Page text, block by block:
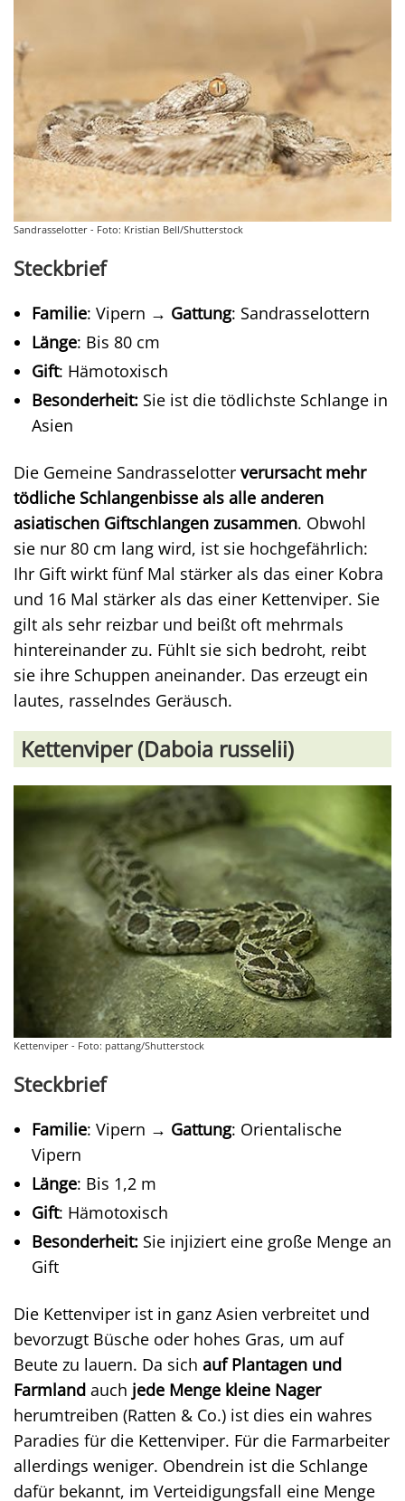
Sandrasselotter - Foto: Kristian Bell/Shutterstock
Steckbrief
Familie: Vipern → Gattung: Sandrasselottern
Länge: Bis 80 cm
Gift: Hämotoxisch
Besonderheit: Sie ist die tödlichste Schlange in
Asien
Die Gemeine Sandrasselotter verursacht mehr
tödliche Schlangenbisse als alle anderen
asiatischen Giftschlangen zusammen. Obwohl
sie nur 80 cm lang wird, ist sie hochgefährlich:
Ihr Gift wirkt fünf Mal stärker als das einer Kobra
und 16 Mal stärker als das einer Kettenviper. Sie
gilt als sehr reizbar und beißt oft mehrmals
hintereinander zu. Fühlt sie sich bedroht, reibt
sie ihre Schuppen aneinander. Das erzeugt ein
lautes, rasselndes Geräusch.
Kettenviper (Daboia russelii)
Kettenviper - Foto: pattang/Shutterstock
Steckbrief
Familie: Vipern → Gattung: Orientalische
Vipern
Länge: Bis 1,2 m
Gift: Hämotoxisch
Besonderheit: Sie injiziert eine große Menge an
Gift
Die Kettenviper ist in ganz Asien verbreitet und
bevorzugt Büsche oder hohes Gras, um auf
Beute zu lauern. Da sich auf Plantagen und
Farmland auch jede Menge kleine Nager
herumtreiben (Ratten & Co.) ist dies ein wahres
Paradies für die Kettenviper. Für die Farmarbeiter
allerdings weniger. Obendrein ist die Schlange
dafür bekannt, im Verteidigungsfall eine Menge